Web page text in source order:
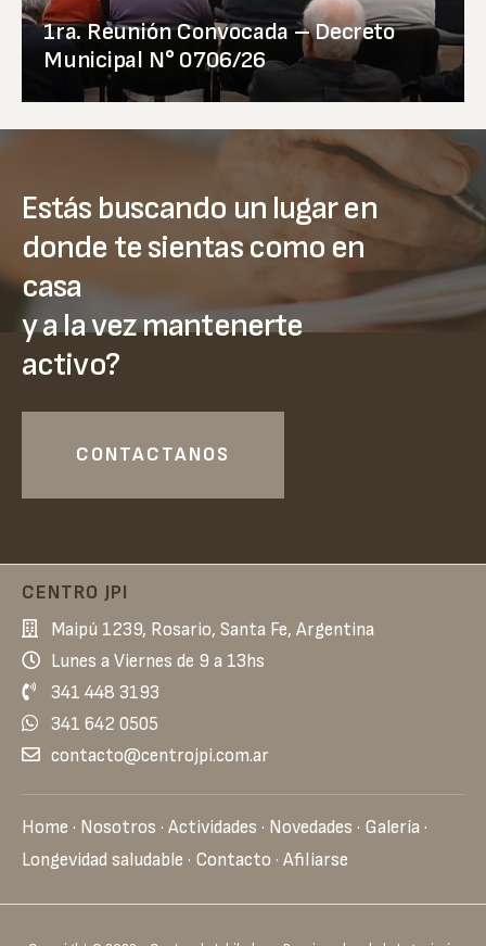
1ra. Reunión Convocada – Decreto
Municipal N° 0706/26
Estás buscando un lugar en
donde te sientas como en
casa
y a la vez mantenerte
activo?
CONTACTANOS
CENTRO JPI
Maipú 1239, Rosario, Santa Fe, Argentina
Lunes a Viernes de 9 a 13hs
341 448 3193
341 642 0505
contacto@centrojpi.com.ar
Home Nosotros Actividades Novedades
Galería
Longevidad saludable
Contacto Afiliarse